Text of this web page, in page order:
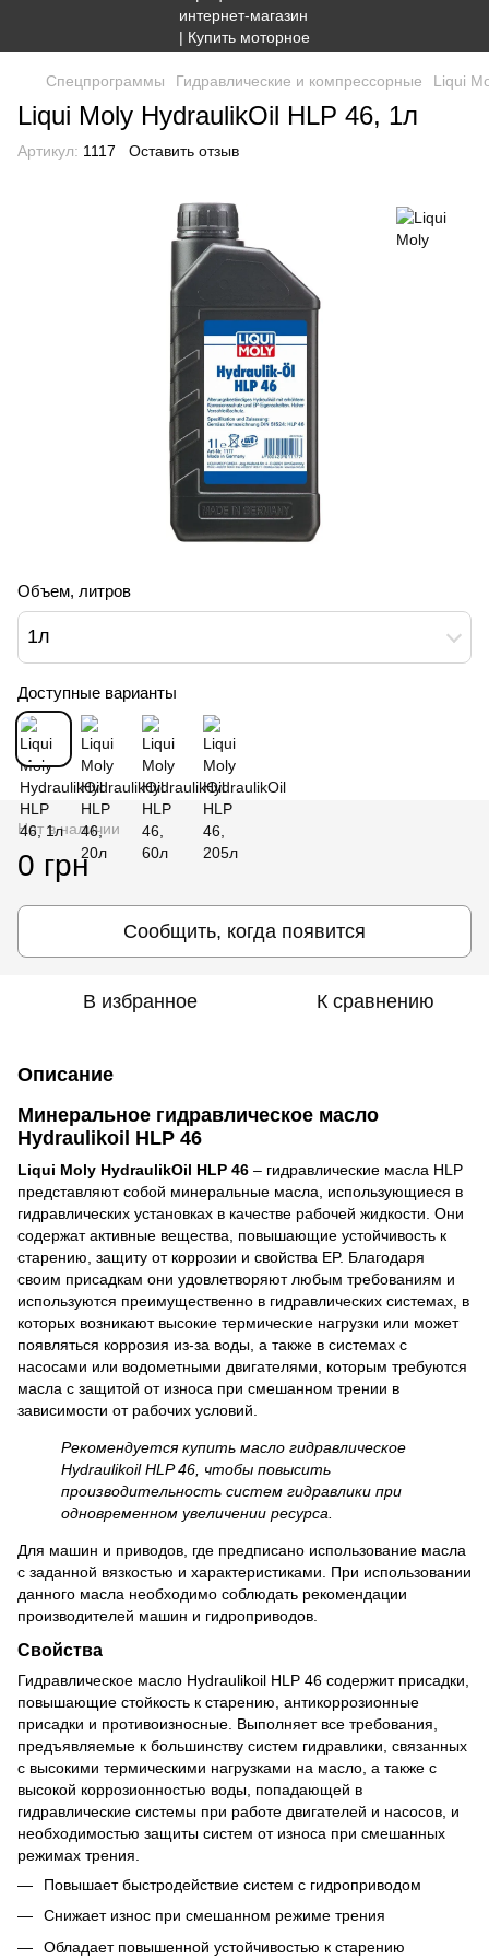
Спецпрограммы Гидравлические и компрессорные Liqui
Liqui Moly HydraulikOil HLP 46, 1л
Артикул: 1117 Оставить отзыв
Объем, литров
1л
Доступные варианты
Нет в наличии
0 грн
Сообщить, когда появится
В избранное К сравнению
Описание
Минеральное гидравлическое масло
Hydraulikoil HLP 46
Liqui Moly HydraulikOil HLP 46 – гидравлические масла HLP
представляют собой минеральные масла, использующиеся в
гидравлических установках в качестве рабочей жидкости. Они
содержат активные вещества, повышающие устойчивость к
старению, защиту от коррозии и свойства EP. Благодаря
своим присадкам они удовлетворяют любым требованиям и
используются преимущественно в гидравлических системах, в
которых возникают высокие термические нагрузки или может
появляться коррозия из-за воды, а также в системах с
насосами или водометными двигателями, которым требуются
масла с защитой от износа при смешанном трении в
зависимости от рабочих условий.
Рекомендуется купить масло гидравлическое
Hydraulikoil HLP 46, чтобы повысить
производительность систем гидравлики при
одновременном увеличении ресурса.
Для машин и приводов, где предписано использование масла
с заданной вязкостью и характеристиками. При использовании
данного масла необходимо соблюдать рекомендации
производителей машин и гидроприводов.
Свойства
Гидравлическое масло Hydraulikoil HLP 46 содержит присадки,
повышающие стойкость к старению, антикоррозионные
присадки и противоизносные. Выполняет все требования,
предъявляемые к большинству систем гидравлики, связанных
с высокими термическими нагрузками на масло, а также с
высокой коррозионностью воды, попадающей в
гидравлические системы при работе двигателей и насосов, и
необходимостью защиты систем от износа при смешанных
режимах трения.
Повышает быстродействие систем с гидроприводом
Снижает износ при смешанном режиме трения
Обладает повышенной устойчивостью к старению